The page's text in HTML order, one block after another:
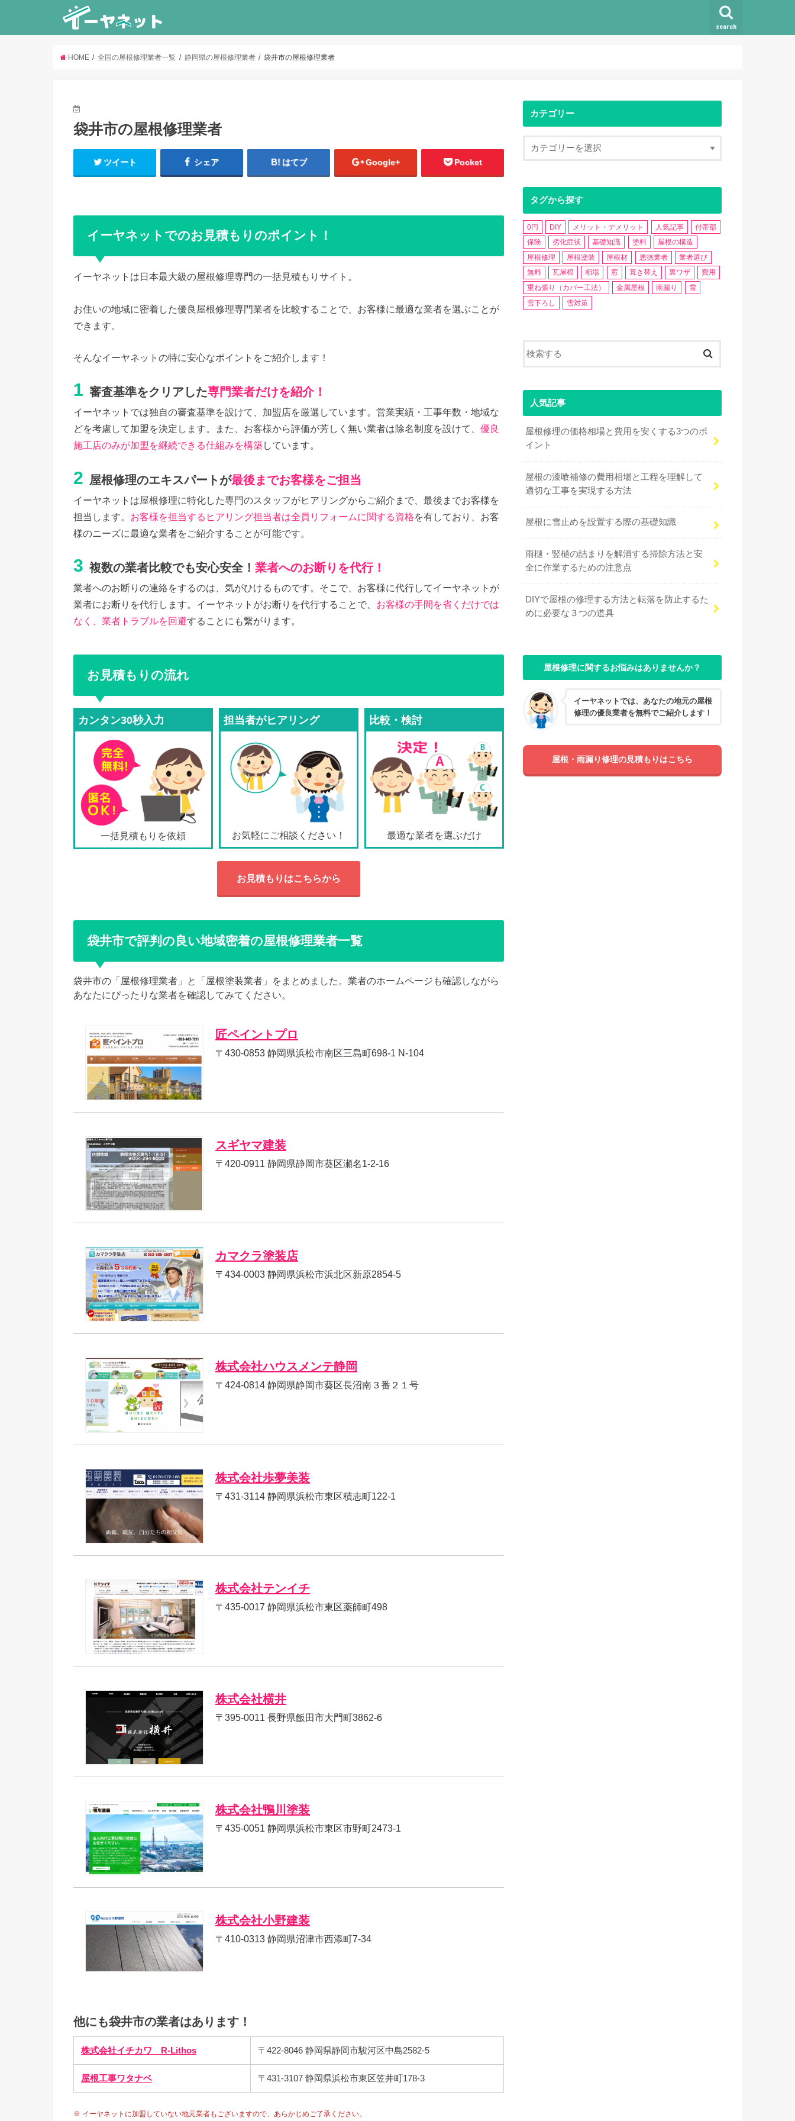
search
HOME 全国の屋根修理業者一覧 静岡県の屋根修理業者 袋井市の屋根修理業者
袋井市の屋根修理業者
ツイート シェア はてブ Google+ Pocket
イーヤネットでのお見積もりのポイント！
イーヤネットは日本最大級の屋根修理専門の一括見積もりサイト。
お住いの地域に密着した優良屋根修理専門業者を比較することで、お客様に最適な業者を選ぶことが
できます。
そんなイーヤネットの特に安心なポイントをご紹介します！
1 審査基準をクリアした専門業者だけを紹介！
イーヤネットでは独自の審査基準を設けて、加盟店を厳選しています。営業実績・工事年数・地域な
どを考慮して加盟を決定します。また、お客様から評価が芳しく無い業者は除名制度を設けて、 優良
施工店のみが加盟を継続できる仕組みを構築しています。
2 屋根修理のエキスパートが最後までお客様をご担当
イーヤネットは屋根修理に特化した専門のスタッフがヒアリングからご紹介まで、最後までお客様を
担当します。 お客様を担当するヒアリング担当者は全員リフォームに関する資格を有しており、お客
様のニーズに最適な業者をご紹介することが可能です。
3 複数の業者比較でも安心安全！ 業者へのお断りを代行！
業者へのお断りの連絡をするのは、気がひけるものです。そこで、お客様に代行してイーヤネットが
業者にお断りを代行します。イーヤネットがお断りを代行することで、 お客様の手間を省くだけでは
なく、業者トラブルを回避することにも繋がります。
お見積もりの流れ
カンタン30秒入力
一括見積もりを依頼
担当者がヒアリング
お気軽にご相談ください！
比較・検討
最適な業者を選ぶだけ
お見積もりはこちらから
袋井市で評判の良い地域密着の屋根修理業者一覧
袋井市の「屋根修理業者」と「屋根塗装業者」をまとめました。業者のホームページも確認しながら
あなたにぴったりな業者を確認してみてください。
匠ペイントプロ
〒430-0853 静岡県浜松市南区三島町698-1 N-104
スギヤマ建装
〒420-0911 静岡県静岡市葵区瀬名1-2-16
カマクラ塗装店
〒434-0003 静岡県浜松市浜北区新原2854-5
株式会社ハウスメンテ静岡
〒424-0814 静岡県静岡市葵区長沼南３番２１号
株式会社歩夢美装
〒431-3114 静岡県浜松市東区積志町122-1
株式会社テンイチ
〒435-0017 静岡県浜松市東区薬師町498
株式会社横井
〒395-0011 長野県飯田市大門町3862-6
株式会社鴨川塗装
〒435-0051 静岡県浜松市東区市野町2473-1
株式会社小野建装
〒410-0313 静岡県沼津市西添町7-34
他にも袋井市の業者はあります！
株式会社イチカワ R-Lithos 〒422-8046 静岡県静岡市駿河区中島2582-5
屋根工事ワタナベ 〒431-3107 静岡県浜松市東区笠井町178-3
※ イーヤネットに加盟していない地元業者もございますので、あらかじめご了承ください。
カテゴリー
タグから探す
0円 DIY メリット・デメリット 人気記事
付帯部
保険
劣化症状 基礎知識 塗料
屋根の構造
屋根修理
屋根塗装 屋根材 悪徳業者
業者選び
無料
瓦屋根 相場 窓 葺き替え 裏ワザ
費用
重ね張り（カバー工法）
金属屋根 雨漏り
雪
雪下ろし
雪対策
人気記事
屋根修理の価格相場と費用を安くする3つのポ
イント
屋根の漆喰補修の費用相場と工程を理解して
適切な工事を実現する方法
屋根に雪止めを設置する際の基礎知識
雨樋・竪樋の詰まりを解消する掃除方法と安
全に作業するための注意点
DIYで屋根の修理する方法と転落を防止するた
めに必要な３つの道具
屋根修理に関するお悩みはありませんか？
イーヤネットでは、あなたの地元の屋根
修理の優良業者を無料でご紹介します！
屋根・雨漏り修理の見積もりはこちら